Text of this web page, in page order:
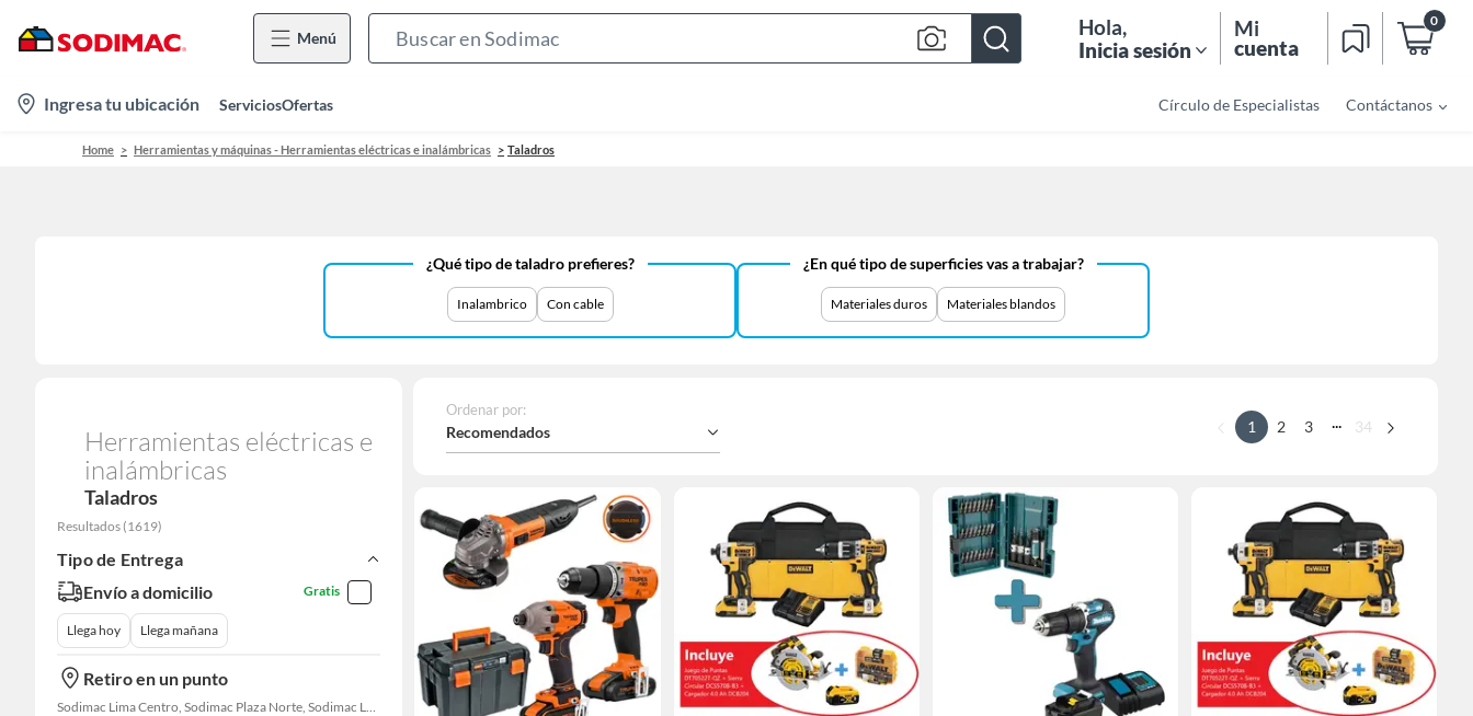
Menú
Bar
Hola,
Inicia sesión
Mi
cuenta
0
location-
icon
Ingresa tu ubicación ServiciosOfertas Círculo de Especialistas Contáctanos
Home Herramientas y máquinas - Herramientas eléctricas e inalámbricas Taladros
¿Qué tipo de taladro prefieres?
Inalambrico Con cable
¿En qué tipo de superficies vas a trabajar?
Materiales duros Materiales blandos
Herramientas eléctricas e
inalámbricas
Taladros
Resultados (1619)
Tipo de Entrega
Envío a domicilio
Gratis
Llega hoy Llega mañana
Retiro en un punto
Sodimac Lima Centro, Sodimac Plaza Norte, Sodimac La Victoria, Sodimac San Miguel, Sodimac S. J. Lurigancho, Sodimac Chacarilla, Sodimac Av. La Molina, Sodimac Colonial, Maestro Barrios Altos, Sodimac Naranjal
Ordenar por:
Recomendados 1 2 3 ... 34